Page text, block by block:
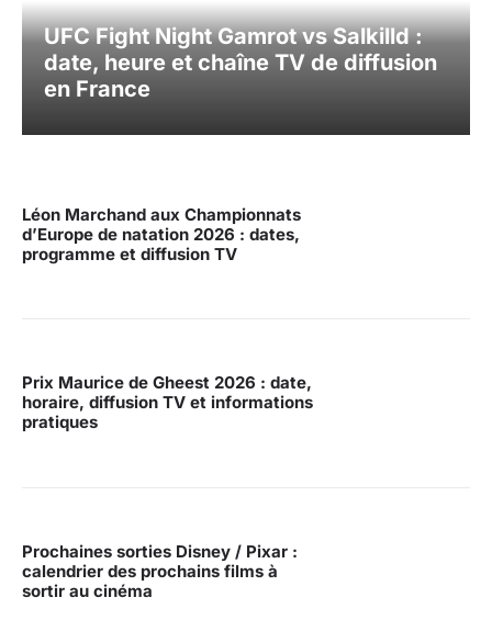
UFC Fight Night Gamrot vs Salkilld :
date, heure et chaîne TV de diffusion
en France
Léon Marchand aux Championnats
d’Europe de natation 2026 : dates,
programme et diffusion TV
Prix Maurice de Gheest 2026 : date,
horaire, diffusion TV et informations
pratiques
Prochaines sorties Disney / Pixar :
calendrier des prochains films à
sortir au cinéma